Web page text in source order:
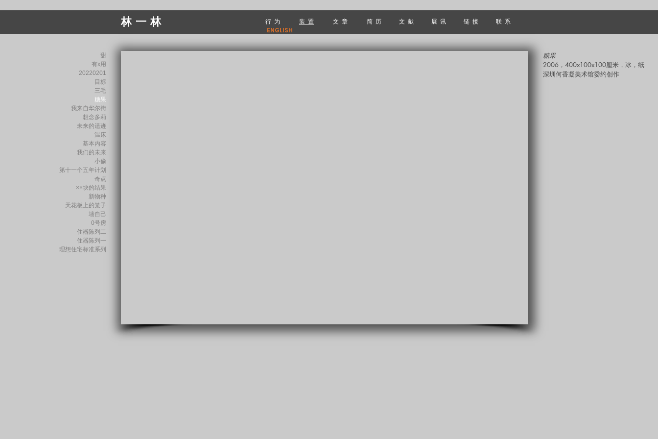
林 一 林 行 为 装 置 文 章 简 历 文 献 展 讯 链 接
联 系
ENGLISH
甜
有x用
20220201
目标
三毛
糖果
我来自华尔街
想念多莉
未来的遗迹
温床
基本内容
我们的未来
小偷
第十一个五年计划
奇点
××块的结果
新物种
天花板上的笼子
墙自己
0号房
住器陈列二
住器陈列一
理想住宅标准系列
糖果
2006，400x100x100厘米，冰，纸
​深圳何香凝美术馆委约创作